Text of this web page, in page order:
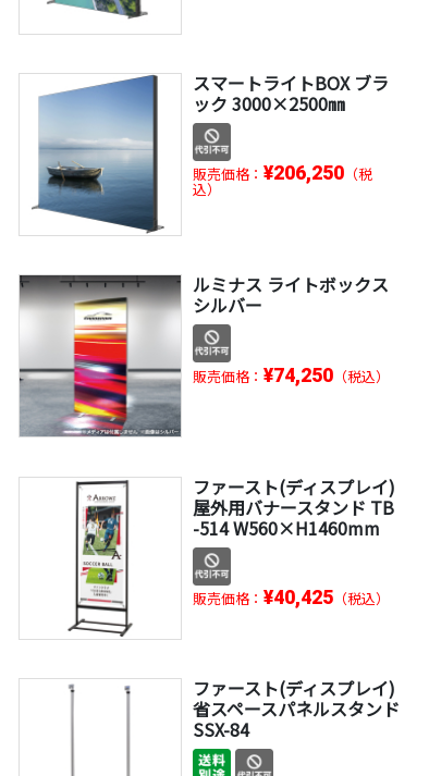
スマートライトBOX ブラ
ック 3000×2500㎜
販売価格： ¥206,250（税
込）
ルミナス ライトボックス
シルバー
販売価格： ¥74,250（税込）
ファースト(ディスプレイ)
屋外用バナースタンド TB
-514 W560×H1460mm
販売価格： ¥40,425（税込）
ファースト(ディスプレイ)
省スペースパネルスタンド
SSX-84